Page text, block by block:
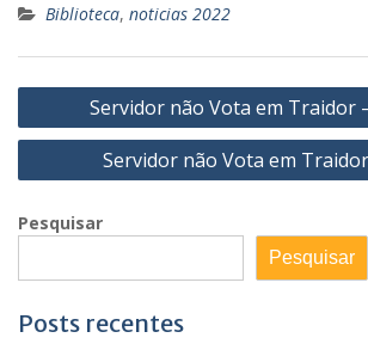
Biblioteca, noticias 2022
Navegação
de
Servidor não Vota em Traidor
Servidor não Vota em
Pesquisar
Pesquisar
Posts recentes